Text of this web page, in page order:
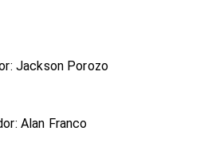
Jackson Porozo
Alan Franco